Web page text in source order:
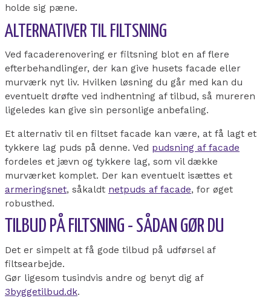
holde sig pæne.
ALTERNATIVER TIL FILTSNING
Ved facaderenovering er filtsning blot en af flere
efterbehandlinger, der kan give husets facade eller
murværk nyt liv. Hvilken løsning du går med kan du
eventuelt drøfte ved indhentning af tilbud, så mureren
ligeledes kan give sin personlige anbefaling.
Et alternativ til en filtset facade kan være, at få lagt et
tykkere lag puds på denne. Ved pudsning af facade
fordeles et jævn og tykkere lag, som vil dække
murværket komplet. Der kan eventuelt isættes et
armeringsnet, såkaldt netpuds af facade, for øget
robusthed.
TILBUD PÅ FILTSNING - SÅDAN GØR DU
Det er simpelt at få gode tilbud på udførsel af
filtsearbejde.
Gør ligesom tusindvis andre og benyt dig af
3byggetilbud.dk.